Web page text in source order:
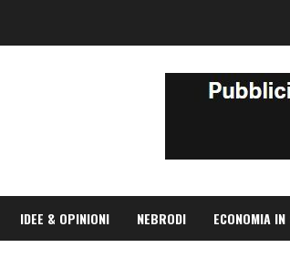
IDEE & OPINIONI NEBRODI ECONOMIA